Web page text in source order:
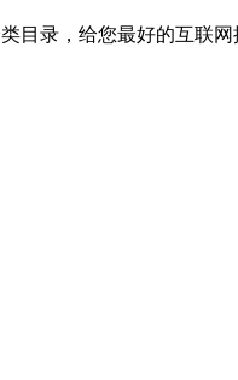
目录，给您最好的互联网